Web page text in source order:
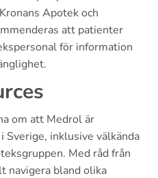
Apotek och
att patienter
för information
om att Medrol är
inklusive välkända
Med råd från
navigera bland olika